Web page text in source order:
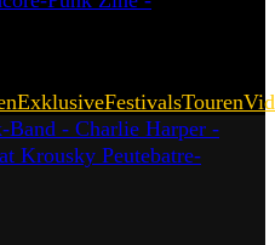
ExklusiveFestivalsTouren